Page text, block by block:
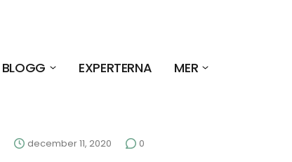
BLOGG EXPERTERNA MER
december 11, 2020 0